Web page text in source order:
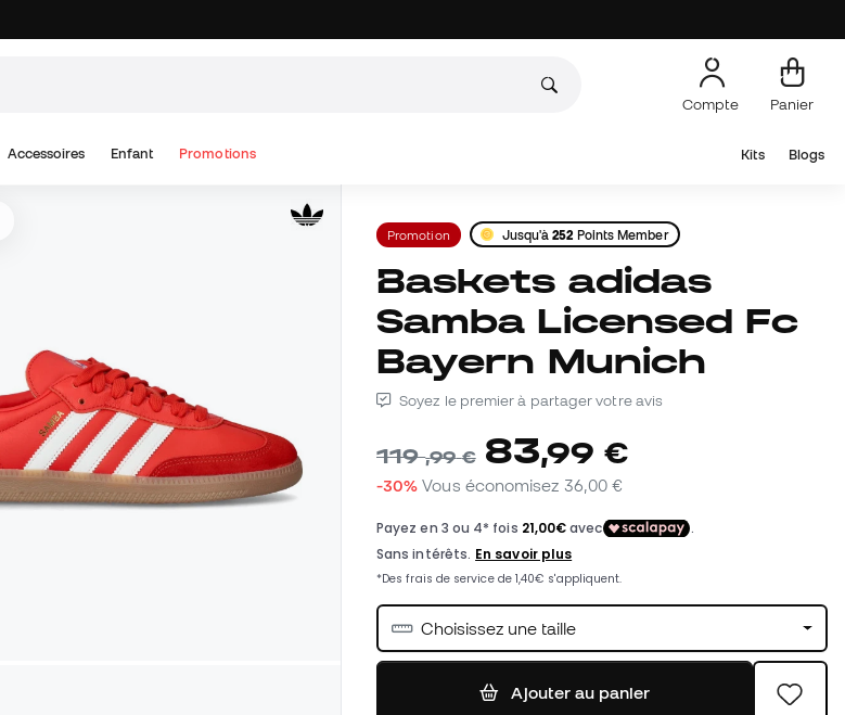
Compte Panier
Accessoires Enfant Promotions Kits Blogs
Promotion Jusqu'à252 Points Member
Baskets adidas
Samba Licensed Fc
Bayern Munich
Soyez le premier à partager votre avis
119,99 € 83,99 €
-30% Vous économisez 36,00 €
Choisissez une taille
Ajouter au panier